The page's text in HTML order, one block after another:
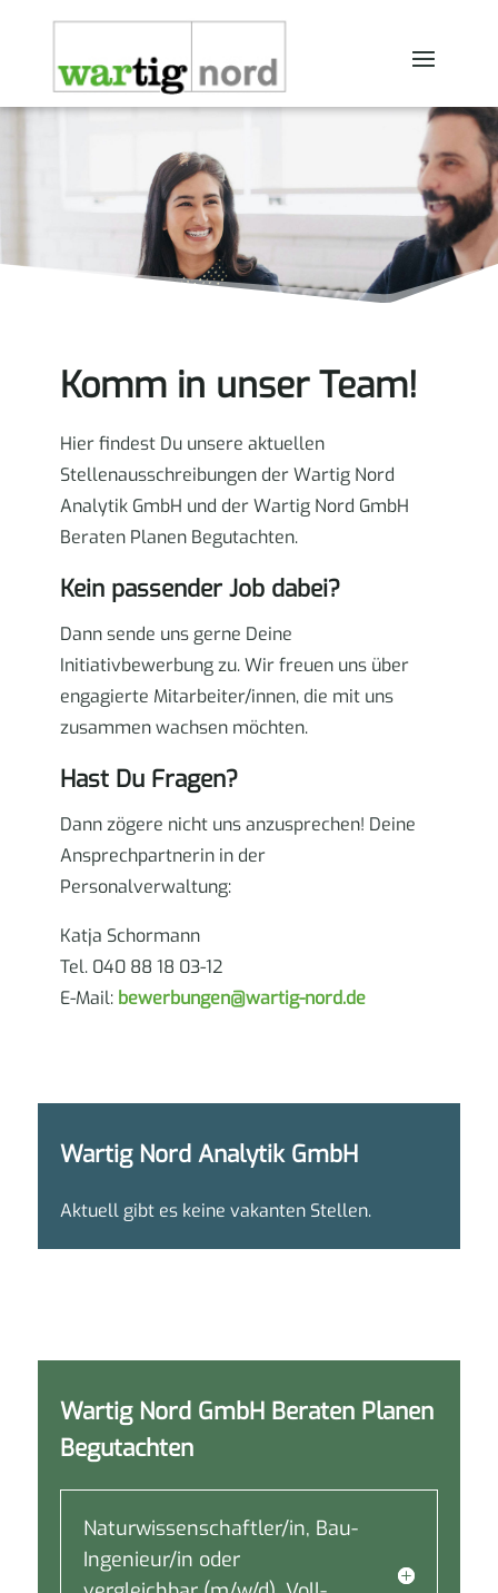
Komm in unser Team!
Hier findest Du unsere aktuellen
Stellenausschreibungen der Wartig Nord
Analytik GmbH und der Wartig Nord GmbH
Beraten Planen Begutachten.
Kein passender Job dabei?
Dann sende uns gerne Deine
Initiativbewerbung zu.Wir freuen uns über
engagierte Mitarbeiter/innen, die mit uns
zusammen wachsen möchten.
Hast Du Fragen?
Dann zögere nicht uns anzusprechen! Deine
Ansprechpartnerin in der
Personalverwaltung:
Katja Schormann
Tel. 040 88 18 03-12
E-Mail: bewerbungen@wartig-nord.de
Wartig Nord Analytik GmbH
Aktuell gibt es keine vakanten Stellen.
Wartig Nord GmbH Beraten Planen
Begutachten
Naturwissenschaftler/in, Bau-
Ingenieur/in oder